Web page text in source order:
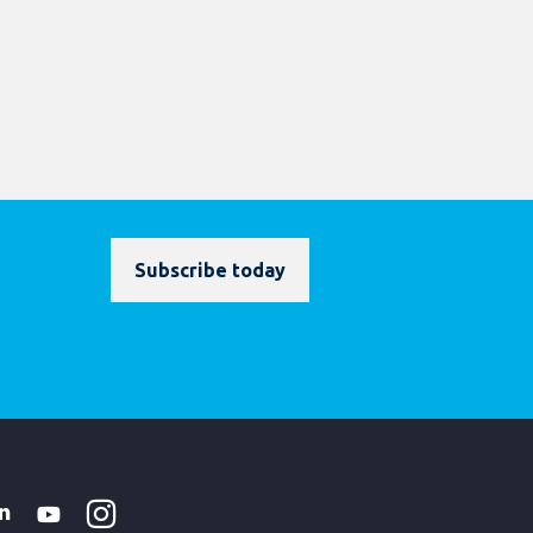
Subscribe today
Linkedin
YoutubeInstagram